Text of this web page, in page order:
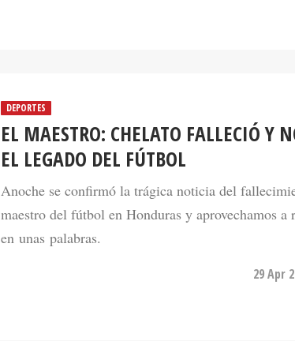
DEPORTES
EL MAESTRO: CHELATO FALLECIÓ Y
EL LEGADO DEL FÚTBOL
Anoche se confirmó la trágica noticia del
maestro del fútbol en Honduras y aprovechamos a
en unas palabras.
29 Apr